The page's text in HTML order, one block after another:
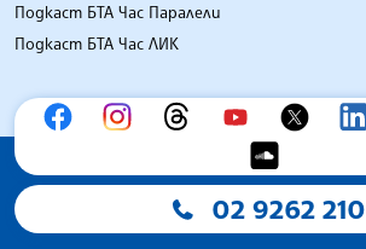
Подкаст БТА Час Паралели
Подкаст БТА Час ЛИК
02 9262 210